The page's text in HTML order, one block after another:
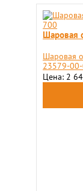
Шаровая
Шаровая
23579-
Цена: 2